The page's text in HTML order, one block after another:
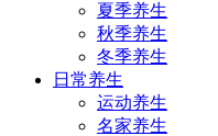
夏季养生
秋季养生
冬季养生
日常养生
运动养生
名家养生